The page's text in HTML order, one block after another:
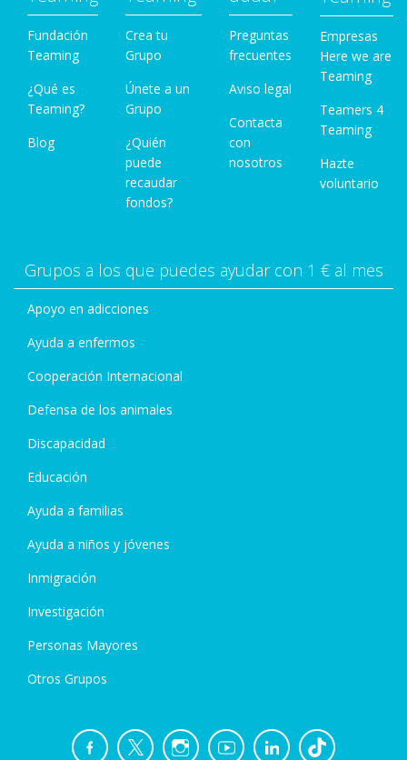
Fundación
Teaming
¿Qué es
Teaming?
Blog
Crea tu
Grupo
Únete a un
Grupo
¿Quién
puede
recaudar
fondos?
Preguntas
frecuentes
Aviso legal
Contacta
con
nosotros
Empresas
Here we are
Teaming
Teamers 4
Teaming
Hazte
voluntario
Grupos a los que puedes ayudar con 1 € al mes
Apoyo en adicciones
Ayuda a enfermos
Cooperación Internacional
Defensa de los animales
Discapacidad
Educación
Ayuda a familias
Ayuda a niños y jóvenes
Inmigración
Investigación
Personas Mayores
Otros Grupos